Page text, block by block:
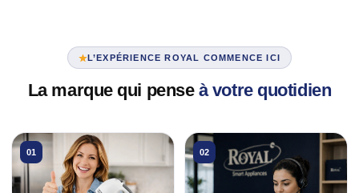
VENTILATION
3 en 1
L’EXPÉRIENCE ROYAL COMMENCE ICI
La marque qui pense à votre quotidien
01 02